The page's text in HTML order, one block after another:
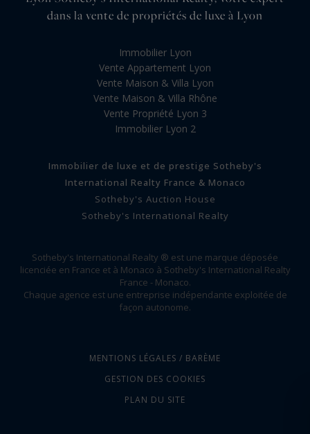
dans la vente de propriétés de luxe à Lyon
Immobilier Lyon
Vente Appartement Lyon
Vente Maison & Villa Lyon
Vente Maison & Villa Rhône
Vente Propriété Lyon 3
Immobilier Lyon 2
Immobilier de luxe et de prestige Sotheby's
International Realty France & Monaco
Sotheby's Auction House
Sotheby's International Realty
Sotheby's International Realty ® est une marque déposée
licenciée en France et à Monaco à Sotheby's International Realty
France - Monaco.
Chaque agence est une entreprise indépendante exploitée de
façon autonome.
MENTIONS LÉGALES / BARÈME
GESTION DES COOKIES
PLAN DU SITE